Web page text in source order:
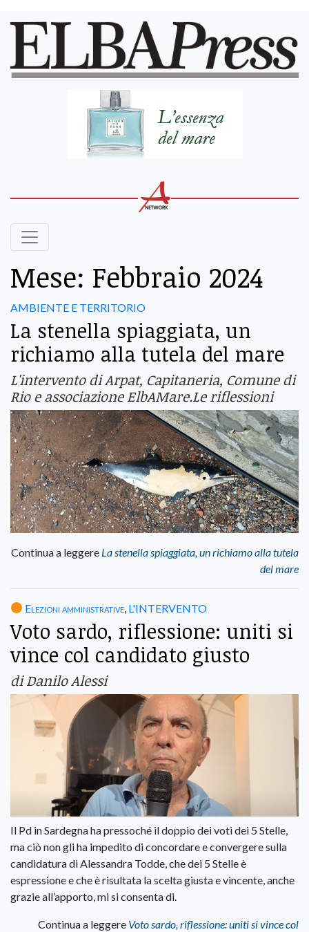
Mese: Febbraio 2024
AMBIENTE E TERRITORIO
La stenella spiaggiata, un
richiamo alla tutela del mare
L'intervento di Arpat, Capitaneria, Comune di
Rio e associazione ElbAMare.Le riflessioni
Continua a leggere La stenella spiaggiata, un richiamo alla tutela
del mare
Elezioni amministrative L'INTERVENTO
Voto sardo, riflessione: uniti si
vince col candidato giusto
di Danilo Alessi
Il Pd in Sardegna ha pressoché il doppio dei voti dei 5 Stelle,
ma ciò non gli ha impedito di concordare e convergere sulla
candidatura di Alessandra Todde, che dei 5 Stelle è
espressione e che è risultata la scelta giusta e vincente, anche
grazie all’apporto, mi si consenta di.
Continua a leggere Voto sardo, riflessione: uniti si vince col